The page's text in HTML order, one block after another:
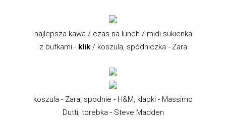
najlepsza kawa / czas na lunch / midi sukienka
z bufkami - klik/ koszula, spódniczka - Zara
koszula - Zara, spodnie - H&M, klapki - Massimo
Dutti, torebka - Steve Madden